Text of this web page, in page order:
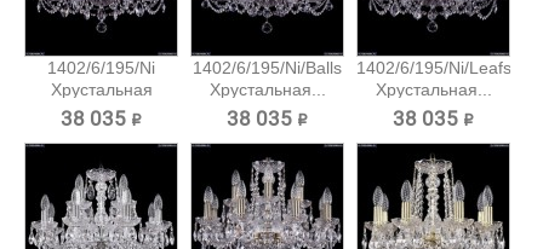
1402/6/195/Ni
Хрустальная
подвесная...
38 035 ₽
1402/6/195/Ni/Balls
Хрустальная...
38 035 ₽
1402/6/195/Ni/Leafs
Хрустальная...
38 035 ₽